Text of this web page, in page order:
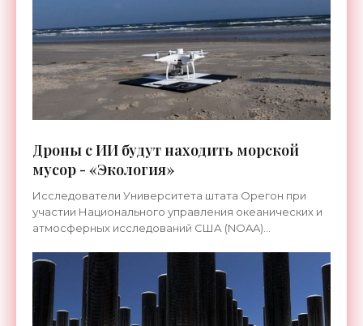
Дроны с ИИ будут находить морской
мусор - «Экология»
Исследователи Университета штата Орегон при
участии Национального управления океанических и
атмосферных исследований США (NOAA)
идентифицировать